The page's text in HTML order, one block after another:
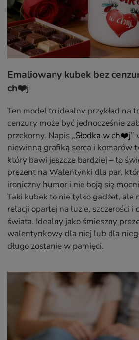
Emaliowany kubek bez
ch❤️j
Ten model to idealny przykład na
cenzury może być jednocześnie
przekorny. Napis „Słodka w ch❤️j”
niewinną grafiką serca i komarów
który bawi jeszcze bardziej – to
prezent na Walentynki dla par,
ironiczny humor i nie boją się
Taki kubek to nie tylko gadżet, ale
relacji opartej na luzie, szczerości i
świata. Idealny jako śmieszny
walentynkowy dla niej lub dla
długo zostanie w pamięci.